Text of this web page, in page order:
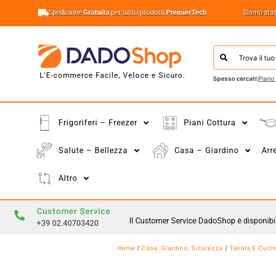
SpedizioneGratuita per tutti i prodottiPremierTech Siamo
L'E-commerce Facile, Veloce e Sicuro. Spesso cercati:Piano
Frigoriferi – Freezer Piani Cottura
Salute – Bellezza Casa – Giardino
Altro
Customer Service
+39 02.40703420 Il Customer Service DadoShop è
Home /Casa, Giardino, Sicurezza / Tavola E